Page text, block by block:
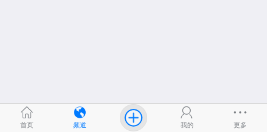
首页 频道 我的 更多